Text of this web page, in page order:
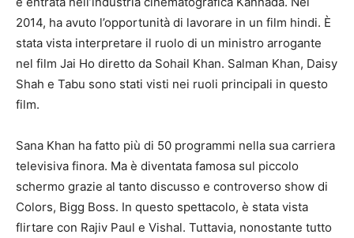
2014, ha avuto l’opportunità di lavorare in un film hindi. È
stata vista interpretare il ruolo di un ministro arrogante
nel film Jai Ho diretto da Sohail Khan. Salman Khan, Daisy
Shah e Tabu sono stati visti nei ruoli principali in questo
film.
Sana Khan ha fatto più di 50 programmi nella sua carriera
televisiva finora. Ma è diventata famosa sul piccolo
schermo grazie al tanto discusso e controverso show di
Colors, Bigg Boss. In questo spettacolo, è stata vista
flirtare con Rajiv Paul e Vishal. Tuttavia, nonostante tutto